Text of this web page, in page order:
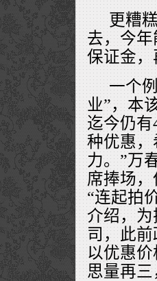
更糟
去，今
保证金，
一个
业”，本
迄今仍
种优惠
力。”万
席捧场
“连起拍
介绍，
司，此
以优惠
思量再